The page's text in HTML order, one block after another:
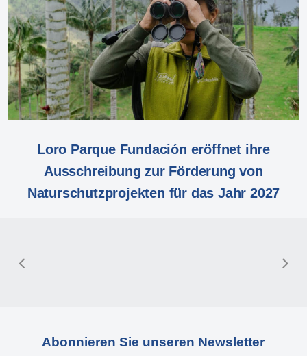
Loro Parque Fundación eröffnet ihre
Ausschreibung zur Förderung von
Naturschutzprojekten für das Jahr 2027
Abonnieren Sie unseren Newsletter